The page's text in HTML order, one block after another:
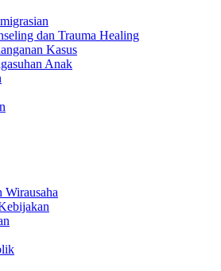
dan Trauma Healing
Kasus
Anak
Wirausaha